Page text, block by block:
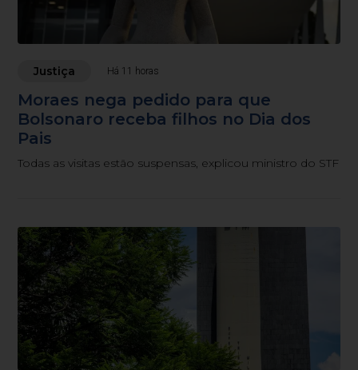
Justiça Há 11 horas
Moraes nega pedido para que
Bolsonaro receba filhos no Dia dos
Pais
Todas as visitas estão suspensas, explicou ministro do STF